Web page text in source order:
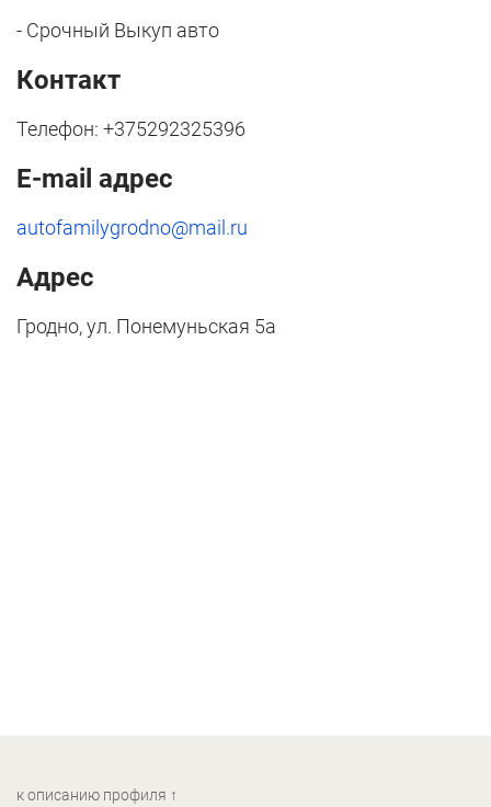
- Срочный Выкуп авто
Контакт
Телефон: +375292325396
E-mail адрес
autofamilygrodno@mail.ru
Адрес
Гродно, ул. Понемуньская 5а
к описанию профиля ↑